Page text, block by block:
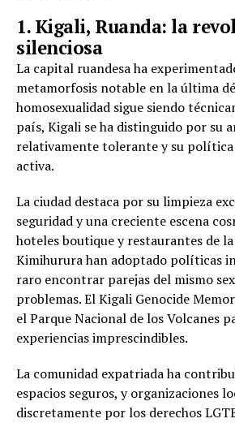
1. Kigali, Ruanda: la
silenciosa
La capital ruandesa ha
metamorfosis notable en la última
homosexualidad sigue siendo
país, Kigali se ha distinguido por su
relativamente tolerante y su política
activa.
La ciudad destaca por su limpieza
seguridad y una creciente escena
hoteles boutique y restaurantes de
Kimihurura han adoptado políticas
raro encontrar parejas del mismo
problemas. El Kigali Genocide
el Parque Nacional de los Volcanes
experiencias imprescindibles.
La comunidad expatriada ha
espacios seguros, y organizaciones
discretamente por los derechos